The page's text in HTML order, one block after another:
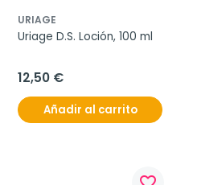
URIAGE
Uriage D.S. Loción, 100 ml
12,50 €
Añadir al carrito